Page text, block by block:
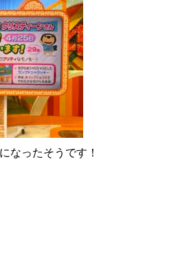
なったそうです！